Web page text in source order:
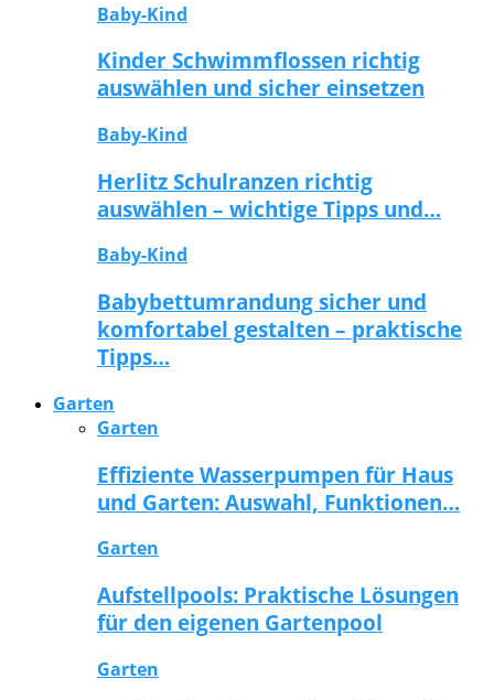
Baby-Kind
Kinder Schwimmflossen richtig
auswählen und sicher einsetzen
Baby-Kind
Herlitz Schulranzen richtig
auswählen – wichtige Tipps und…
Baby-Kind
Babybettumrandung sicher und
komfortabel gestalten – praktische
Tipps…
Garten
Garten
Effiziente Wasserpumpen für Haus
und Garten: Auswahl, Funktionen…
Garten
Aufstellpools: Praktische Lösungen
für den eigenen Gartenpool
Garten